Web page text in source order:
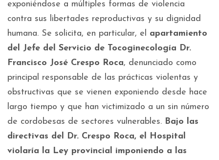
exponiéndose a múltiples formas de violencia
contra sus libertades reproductivas y su dignidad
humana. Se solicita, en particular, el apartamiento
del Jefe del Servicio de Tocoginecología Dr.
Francisco José Crespo Roca, denunciado como
principal responsable de las prácticas violentas y
obstructivas que se vienen exponiendo desde hace
largo tiempo y que han victimizado a un sin número
de cordobesas de sectores vulnerables. Bajo las
directivas del Dr. Crespo Roca, el Hospital
violaría la Ley provincial imponiendo a las